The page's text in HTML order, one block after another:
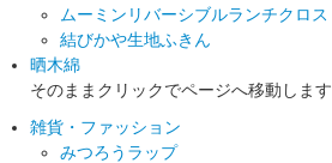
ムーミンリバーシブルランチクロス
結びかや生地ふきん
晒木綿
そのままクリックでページへ移動します
雑貨・ファッション
みつろうラップ